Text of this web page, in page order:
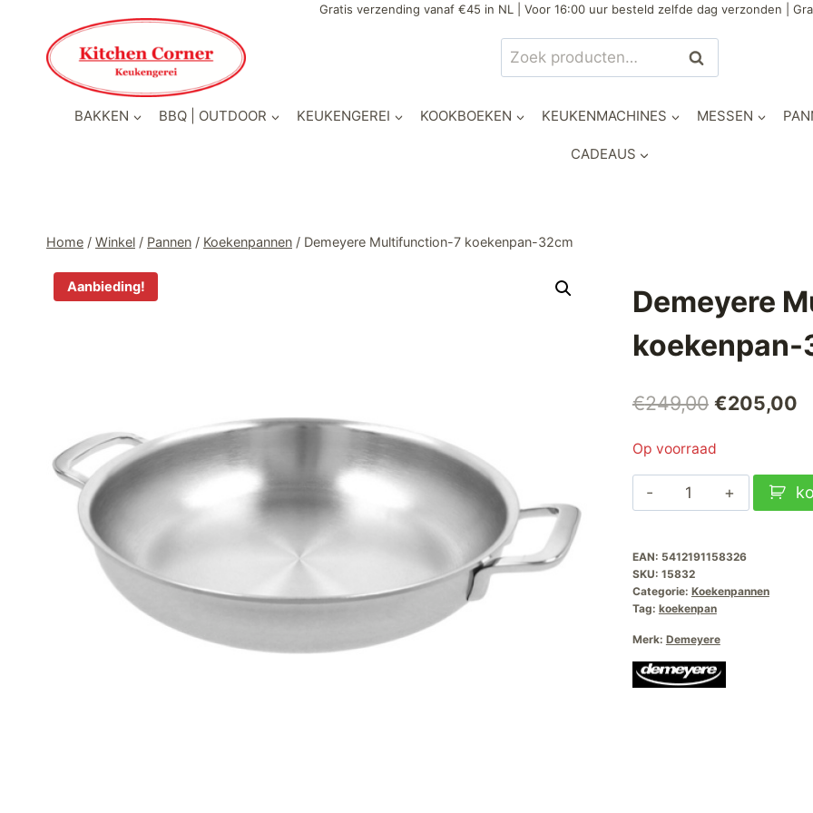
inhoud
Gratis verzending vanaf €45 in NL | Voor 16:00 uur besteld zelfde dag verzonden |
Zoeken
naar:
Zoeken
BAKKEN BBQ | OUTDOOR KEUKENGEREI KOOKBOEKEN KEUKENMACHINES MESSEN
CADEAUS
Home / Winkel / Pannen / Koekenpannen / Demeyere Multifunction-7 koekenpan-32cm
Aanbieding!
Demeyere
koekenpan-
€249,00
€249,00.
€205,00
Op voorraad
Demeyere
Multifunction-
koekenpan-
32cm
aantal
EAN: 5412191158326
SKU: 15832
Categorie: Koekenpannen
Tag: koekenpan
Merk: Demeyere